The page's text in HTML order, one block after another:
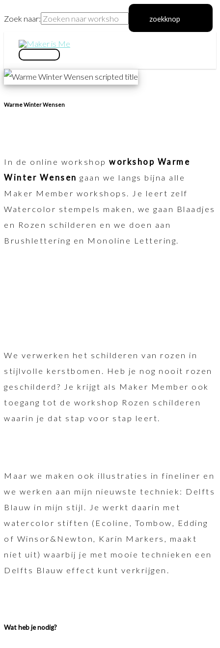
Zoek naar: zoekknop
de
inhoud
hoofdmenu
Warme Winter Wensen
In de online workshop workshop Warme
Winter Wensen gaan we langs bijna alle
Maker Member workshops. Je leert zelf
Watercolor stempels maken, we gaan Blaadjes
en Rozen schilderen en we doen aan
Brushlettering en Monoline Lettering.
We verwerken het schilderen van rozen in
stijlvolle kerstbomen. Heb je nog nooit rozen
geschilderd? Je krijgt als Maker Member ook
toegang tot de workshop Rozen schilderen
waarin je dat stap voor stap leert.
Maar we maken ook illustraties in fineliner en
we werken aan mijn nieuwste techniek: Delfts
Blauw in mijn stijl. Je werkt daarin met
watercolor stiften (Ecoline, Tombow, Edding
of Winsor&Newton, Karin Markers, maakt
niet uit) waarbij je met mooie technieken een
Delfts Blauw effect kunt verkrijgen.
Wat heb je nodig?